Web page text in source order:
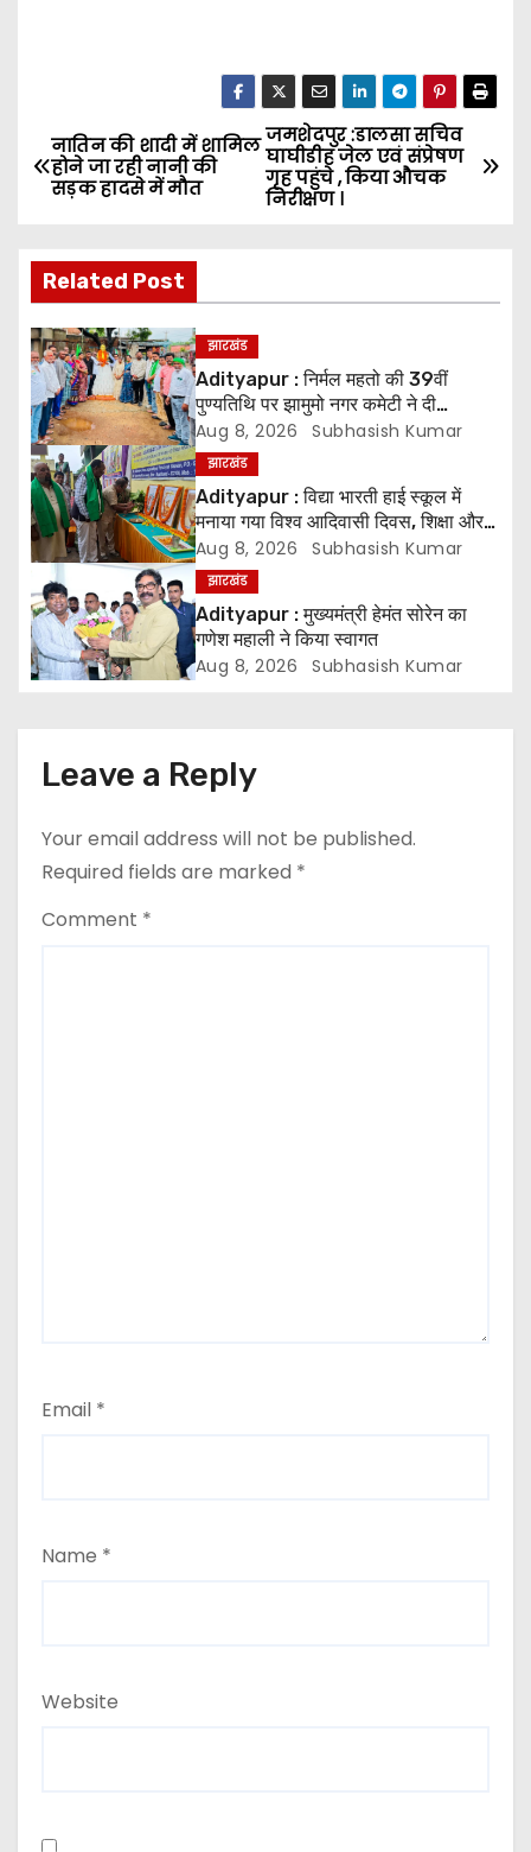
P
o
t
n
a
v
i
g
a
t
n
जमशेदपुर :डालसा सचिव
घाघीडीह जेल एवं संप्रेषण
गृह पहुंचे , किया औचक
निरीक्षण ।
नातिन की शादी में शामिल
होने जा रही नानी की
सड़क हादसे में मौत
Related Post
झारखंड
Adityapur : निर्मल महतो की 39वीं
पुण्यतिथि पर झामुमो नगर कमेटी ने दी
श्रद्धांजलि
Aug 8, 2026 Subhasish Kumar
झारखंड
Adityapur : विद्या भारती हाई स्कूल में
मनाया गया विश्व आदिवासी दिवस, शिक्षा और
संस्कृति संरक्षण पर जोर
Aug 8, 2026 Subhasish Kumar
झारखंड
Adityapur : मुख्यमंत्री हेमंत सोरेन का
गणेश महाली ने किया स्वागत
Aug 8, 2026 Subhasish Kumar
Leave a Reply
Your email address will not be published.
Required fields are marked *
Comment *
Email *
Name *
Website